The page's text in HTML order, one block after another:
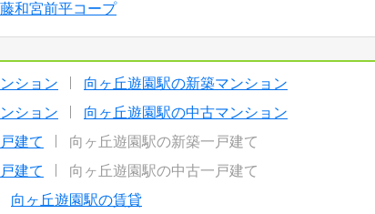
藤和宮前平コープ
ション
向ヶ丘遊園駅の新築マンション
ション
向ヶ丘遊園駅の中古マンション
建て
向ヶ丘遊園駅の新築一戸建て
建て
向ヶ丘遊園駅の中古一戸建て
向ヶ丘遊園駅の賃貸